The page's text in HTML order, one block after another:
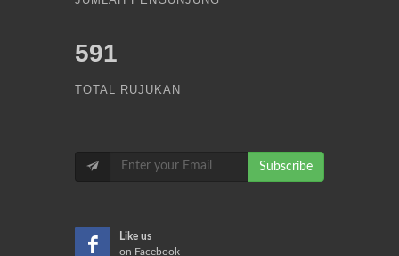
591
TOTAL RUJUKAN
Subscribe
Like us
on Facebook